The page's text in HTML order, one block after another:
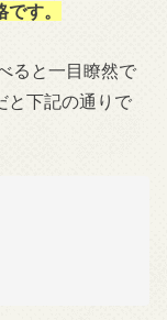
す。
ると一目瞭然で
と下記の通りで